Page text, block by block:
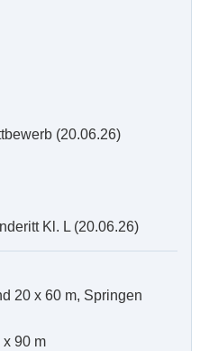
(20.06.26)
Kl. L (20.06.26)
20 x 60 m, Springen
90 m